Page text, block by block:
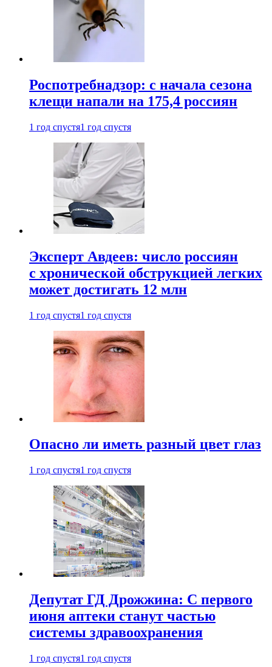
Роспотребнадзор: с начала сезона
клещи напали на 175,4 россиян
1 год спустя1 год спустя
Эксперт Авдеев: число россиян
с хронической обструкцией легких
может достигать 12 млн
1 год спустя1 год спустя
Опасно ли иметь разный цвет глаз
1 год спустя1 год спустя
Депутат ГД Дрожжина: С первого
июня аптеки станут частью
системы здравоохранения
1 год спустя1 год спустя